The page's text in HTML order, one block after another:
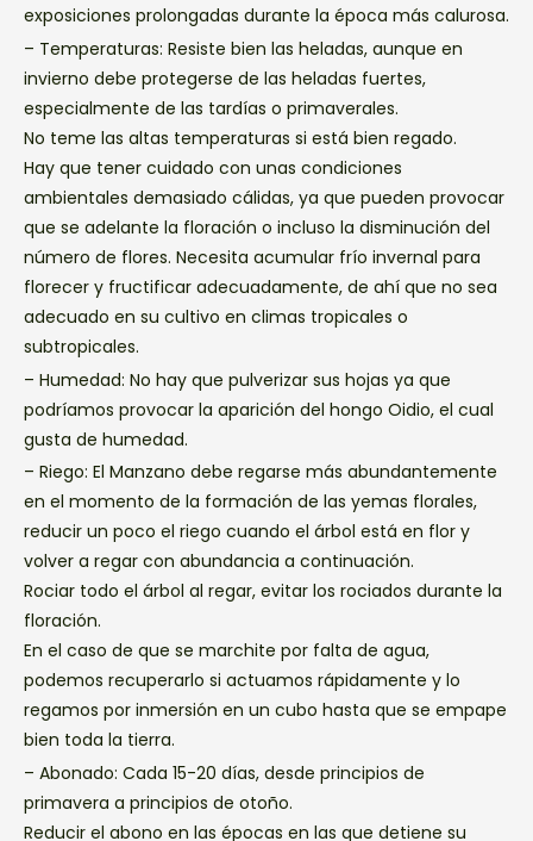
exposiciones prolongadas durante la época más calurosa.
– Temperaturas: Resiste bien las heladas, aunque en
invierno debe protegerse de las heladas fuertes,
especialmente de las tardías o primaverales.
No teme las altas temperaturas si está bien regado.
Hay que tener cuidado con unas condiciones
ambientales demasiado cálidas, ya que pueden provocar
que se adelante la floración o incluso la disminución del
número de flores. Necesita acumular frío invernal para
florecer y fructificar adecuadamente, de ahí que no sea
adecuado en su cultivo en climas tropicales o
subtropicales.
– Humedad: No hay que pulverizar sus hojas ya que
podríamos provocar la aparición del hongo Oidio, el cual
gusta de humedad.
– Riego: El Manzano debe regarse más abundantemente
en el momento de la formación de las yemas florales,
reducir un poco el riego cuando el árbol está en flor y
volver a regar con abundancia a continuación.
Rociar todo el árbol al regar, evitar los rociados durante la
floración.
En el caso de que se marchite por falta de agua,
podemos recuperarlo si actuamos rápidamente y lo
regamos por inmersión en un cubo hasta que se empape
bien toda la tierra.
– Abonado: Cada 15-20 días, desde principios de
primavera a principios de otoño.
Reducir el abono en las épocas en las que detiene su